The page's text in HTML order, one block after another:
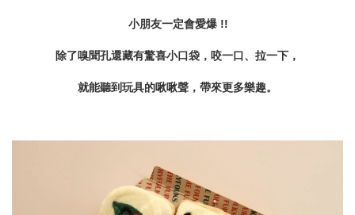
小朋友一定會愛爆 !!
除了嗅聞孔還藏有驚喜小口袋，咬一口、拉一下，
就能聽到玩具的啾啾聲，帶來更多樂趣。